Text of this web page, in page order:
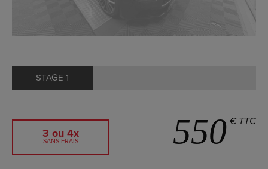
STAGE 1
3 ou 4x
SANS FRAIS 550 € TTC